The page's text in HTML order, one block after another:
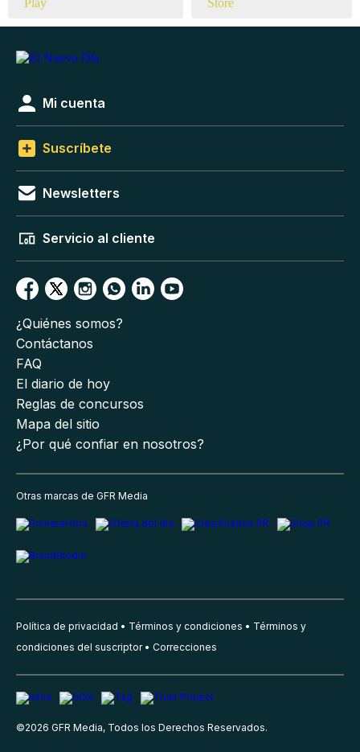
Mi cuenta
Suscríbete
Newsletters
Servicio al cliente
¿Quiénes somos?
Contáctanos
FAQ
El diario de hoy
Reglas de concursos
Mapa del sitio
¿Por qué confiar en nosotros?
Otras marcas de GFR Media
Política de privacidad Términos y condiciones
Términos y
condiciones del suscriptor
Correcciones
©2026 GFR Media, Todos los Derechos Reservados.